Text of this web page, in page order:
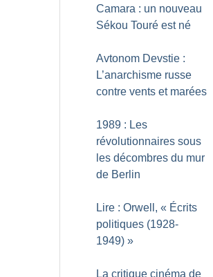
Camara : un nouveau
Sékou Touré est né
Avtonom Devstie :
L’anarchisme russe
contre vents et marées
1989 : Les
révolutionnaires sous
les décombres du mur
de Berlin
Lire : Orwell, « Écrits
politiques (1928-
1949) »
La critique cinéma de